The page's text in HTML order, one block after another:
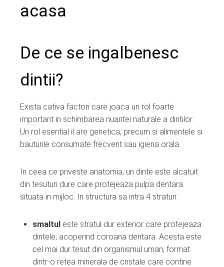
acasa
De ce se ingalbenesc
dintii?
Exista cativa factori care joaca un rol foarte
important in schimbarea nuantei naturale a dintilor.
Un rol esential il are genetica, precum si alimentele si
bauturile consumate frecvent sau igiena orala.
In ceea ce priveste anatomia, un dinte este alcatuit
din tesuturi dure care protejeaza pulpa dentara
situata in mijloc. In structura sa intra 4 straturi:
smaltul este stratul dur exterior care protejeaza
dintele, acoperind coroana dentara. Acesta este
cel mai dur tesut din organismul uman, format
dintr-o retea minerala de cristale care contine